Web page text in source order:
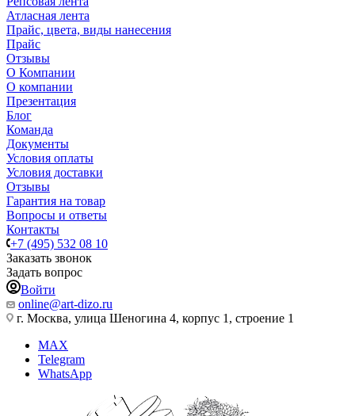
Атласная лента
Прайс, цвета, виды нанесения
Прайс
Отзывы
О Компании
О компании
Презентация
Блог
Команда
Документы
Условия оплаты
Условия доставки
Отзывы
Гарантия на товар
Вопросы и ответы
Контакты
+7 (495) 532 08 10
Заказать звонок
Задать вопрос
Войти
online@art-dizo.ru
г. Москва, улица Шеногина 4, корпус 1, строение 1
MAX
Telegram
WhatsApp